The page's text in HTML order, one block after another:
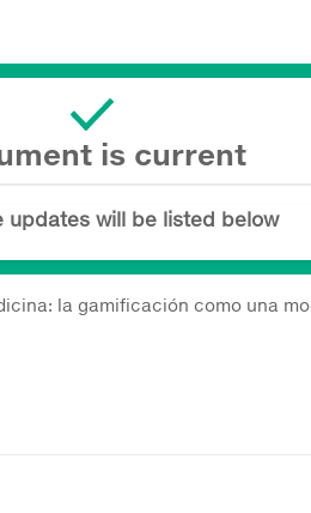
is current
updates will be listed below
la gamificación como una